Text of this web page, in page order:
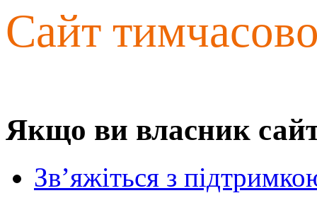
Сайт
Якщо ви власник
Зв’яжіться з